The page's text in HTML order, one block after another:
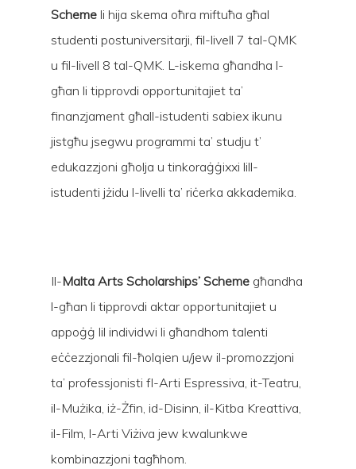
Scheme li hija skema oħra miftuħa għal
studenti postuniversitarji, fil-livell 7 tal-QMK
u fil-livell 8 tal-QMK. L-iskema għandha l-
għan li tipprovdi opportunitajiet ta’
finanzjament għall-istudenti sabiex ikunu
jistgħu jsegwu programmi ta’ studju t’
edukazzjoni għolja u tinkoraġġixxi lill-
istudenti jżidu l-livelli ta’ riċerka akkademika.
Il-Malta Arts Scholarships’ Scheme għandha
l-għan li tipprovdi aktar opportunitajiet u
appoġġ lil individwi li għandhom talenti
eċċezzjonali fil-ħolqien u/jew il-promozzjoni
ta’ professjonisti fl-Arti Espressiva, it-Teatru,
il-Mużika, iż-Żfin, id-Disinn, il-Kitba Kreattiva,
il-Film, l-Arti Viżiva jew kwalunkwe
kombinazzjoni tagħhom.